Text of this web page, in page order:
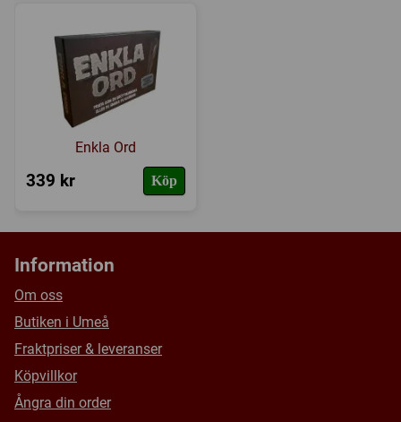
Enkla Ord
339 kr Köp
Information
Om oss
Butiken i Umeå
Fraktpriser & leveranser
Köpvillkor
Ångra din order